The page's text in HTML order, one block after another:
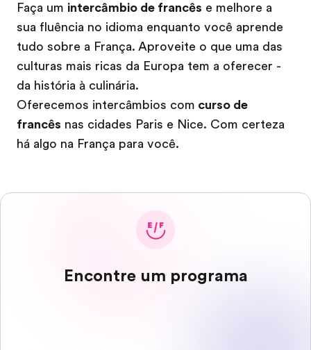
Faça um intercâmbio de francês e melhore a
sua fluência no idioma enquanto você aprende
tudo sobre a França. Aproveite o que uma das
culturas mais ricas da Europa tem a oferecer -
da história à culinária.
Oferecemos intercâmbios com curso de
francês nas cidades Paris e Nice. Com certeza
há algo na França para você.
Encontre um programa